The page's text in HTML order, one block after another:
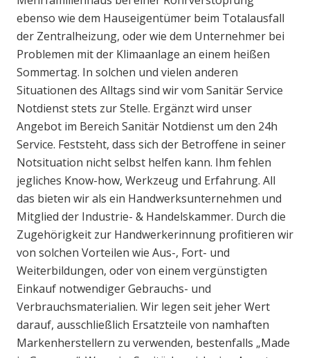
ebenso wie dem Hauseigentümer beim Totalausfall
der Zentralheizung, oder wie dem Unternehmer bei
Problemen mit der Klimaanlage an einem heißen
Sommertag. In solchen und vielen anderen
Situationen des Alltags sind wir vom Sanitär Service
Notdienst stets zur Stelle. Ergänzt wird unser
Angebot im Bereich Sanitär Notdienst um den 24h
Service. Feststeht, dass sich der Betroffene in seiner
Notsituation nicht selbst helfen kann. Ihm fehlen
jegliches Know-how, Werkzeug und Erfahrung. All
das bieten wir als ein Handwerksunternehmen und
Mitglied der Industrie- & Handelskammer. Durch die
Zugehörigkeit zur Handwerkerinnung profitieren wir
von solchen Vorteilen wie Aus-, Fort- und
Weiterbildungen, oder von einem vergünstigten
Einkauf notwendiger Gebrauchs- und
Verbrauchsmaterialien. Wir legen seit jeher Wert
darauf, ausschließlich Ersatzteile von namhaften
Markenherstellern zu verwenden, bestenfalls „Made